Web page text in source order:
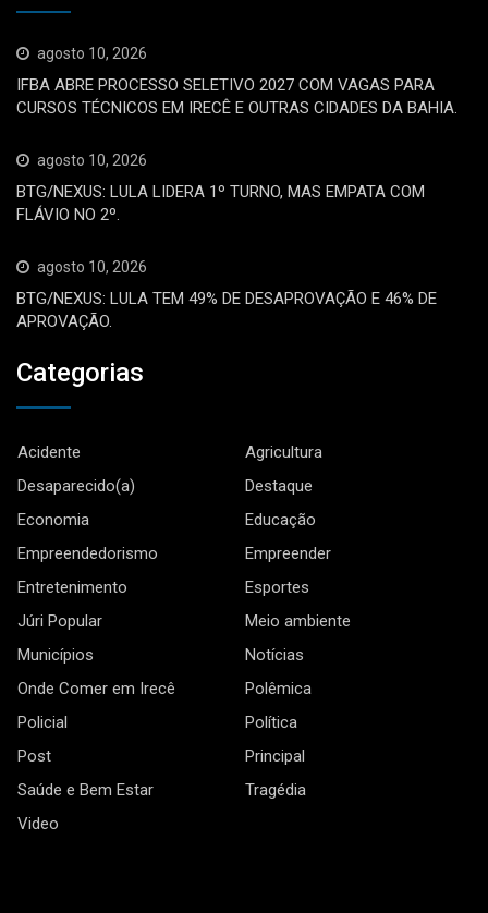
agosto 10, 2026
IFBA ABRE PROCESSO SELETIVO 2027 COM VAGAS PARA
CURSOS TÉCNICOS EM IRECÊ E OUTRAS CIDADES DA BAHIA.
agosto 10, 2026
BTG/NEXUS: LULA LIDERA 1º TURNO, MAS EMPATA COM
FLÁVIO NO 2º.
agosto 10, 2026
BTG/NEXUS: LULA TEM 49% DE DESAPROVAÇÃO E 46% DE
APROVAÇÃO.
Categorias
Acidente
Agricultura
Desaparecido(a)
Destaque
Economia
Educação
Empreendedorismo
Empreender
Entretenimento
Esportes
Júri Popular
Meio ambiente
Municípios
Notícias
Onde Comer em Irecê
Polêmica
Policial
Política
Post
Principal
Saúde e Bem Estar
Tragédia
Video